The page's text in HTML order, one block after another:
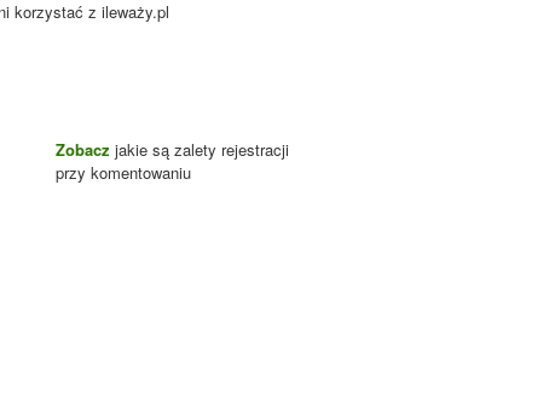
korzystać z ileważy.pl
Zobacz jakie są zalety rejestracji
przy komentowaniu